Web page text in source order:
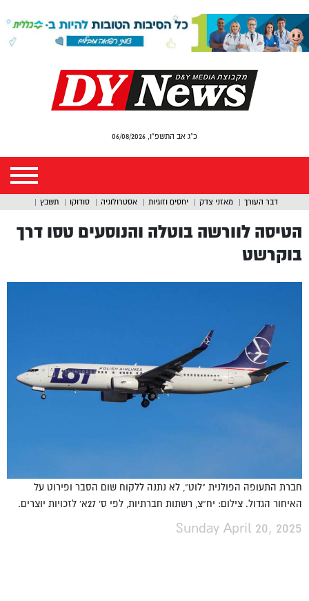
כ"ג אב התשפ"ו, 06/08/2026
דבר העורך מאזני צדק יחסים וזוגיות אסטרולוגיה סודוקו תשבץ
הטיסה לוורשה בוטלה והנוסעים טסו דרך
בוקרשט
חברת התעופה הפולנית "לוט", לא נתנה ללקוח שום הסבר ופירוט על
האיחור הגדול. צילום: יח"צ, רשתות חברתיות, לפי ס' 27א' לזכויות יוצרים.
Sunday April 20, 2025